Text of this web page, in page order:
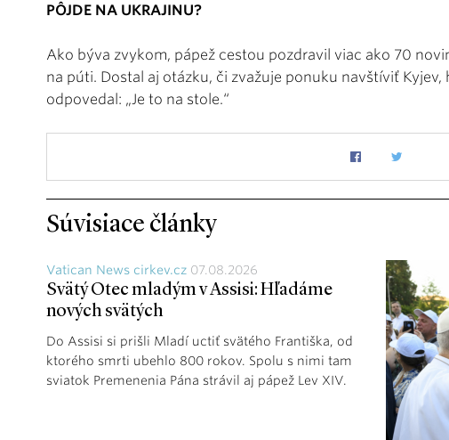
PÔJDE NA UKRAJINU?
Ako býva zvykom, pápež cestou pozdravil viac ako 70
na púti. Dostal aj otázku, či zvažuje ponuku navštíviť Kyjev,
odpovedal: „Je to na stole.“
Súvisiace články
Vatican News cirkev.cz 07.08.2026
Svätý Otec mladým v Assisi: Hľadáme
nových svätých
Do Assisi si prišli Mladí uctiť svätého Františka, od
ktorého smrti ubehlo 800 rokov. Spolu s nimi tam
sviatok Premenenia Pána strávil aj pápež Lev XIV.